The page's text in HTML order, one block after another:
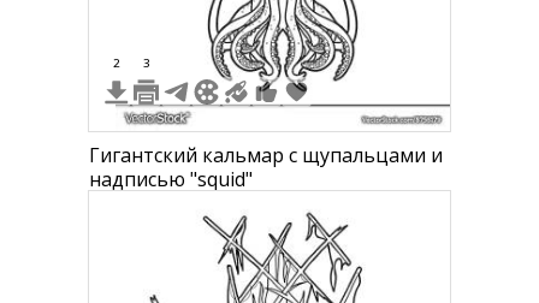
2 3
Гигантский кальмар с щупальцами и
надписью "squid"